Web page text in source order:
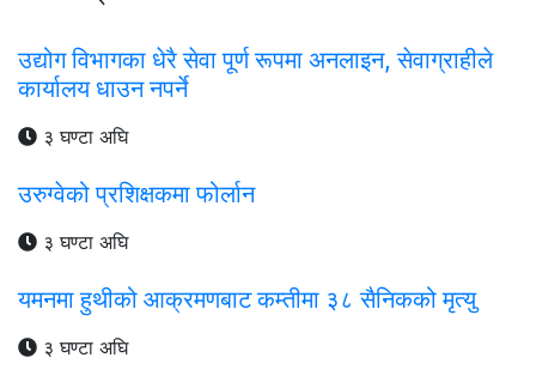
उद्योग विभागका धेरै सेवा पूर्ण रूपमा अनलाइन, सेवाग्राहीले
कार्यालय धाउन नपर्ने
३ घण्टा अघि
उरुग्वेको प्रशिक्षकमा फोर्लान
३ घण्टा अघि
यमनमा हुथीको आक्रमणबाट कम्तीमा ३८ सैनिकको मृत्यु
३ घण्टा अघि